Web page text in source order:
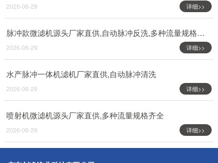
2026-06-29 详细>>
脉冲款微滤机源头厂家直供,自动脉冲反洗,多种流量规格齐全
2026-06-29 详细>>
水产脉冲一体机滤机厂家直供,自动脉冲清洗
2026-06-29 详细>>
喷射机微滤机源头厂家直供,多种流量规格齐全
2026-06-29 详细>>